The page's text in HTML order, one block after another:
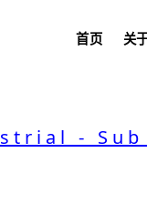
首页 关
- Sub